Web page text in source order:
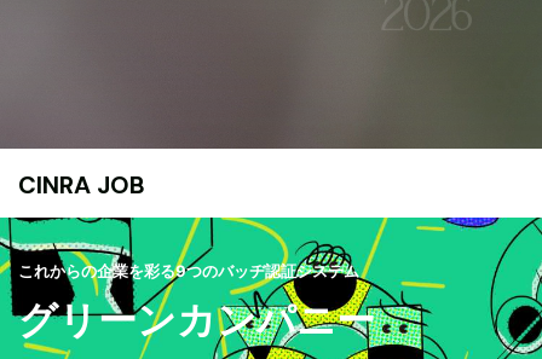
CINRA JOB
これからの企業を彩る9つのバッヂ認証システム
グリーンカンパニー